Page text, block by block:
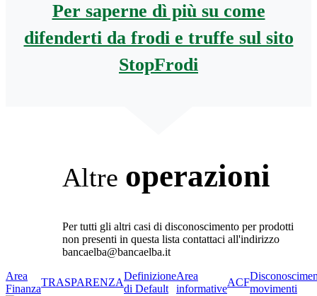
Per saperne dì più su come
difenderti da frodi e truffe sul sito
StopFrodi
Altre operazioni
Per tutti gli altri casi di disconoscimento per prodotti
non presenti in questa lista contattaci all'indirizzo
bancaelba@bancaelba.it
Area
Finanza
TRASPARENZA
Definizione
di Default
Area
informative
ACF
movimenti